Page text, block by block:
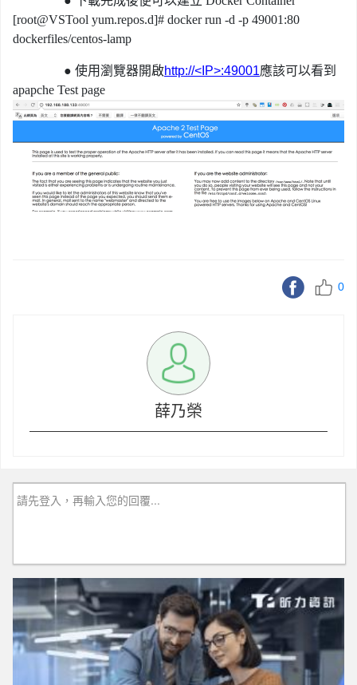
[root@VSTool yum.repos.d]# docker run -d -p 49001:80
dockerfiles/centos-lamp
● 使用瀏覽器開啟http://<IP>:49001應該可以看到
apapche Test page
0
薛乃榮
請先登入，再輸入您的回覆...